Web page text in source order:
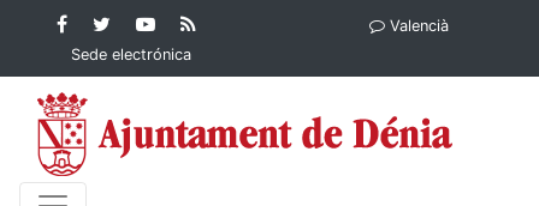
Contenido principalFacebook
Ayuntamiento de
Dénia
Ayuntamiento
de Dénia
YouTube
Ayuntamiento
de Dénia
Ayuntamiento
Sede electrónica
Valencià